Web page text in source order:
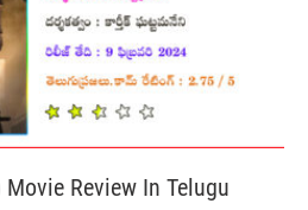
Review In Telugu